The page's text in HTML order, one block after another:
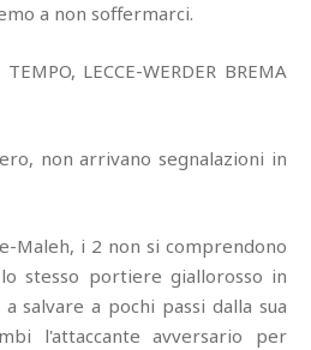
a non soffermarci.
LECCE-WERDER BREMA
non arrivano segnalazioni in
Maleh, i 2 non si comprendono
stesso portiere giallorosso in
salvare a pochi passi dalla sua
l'attaccante avversario per